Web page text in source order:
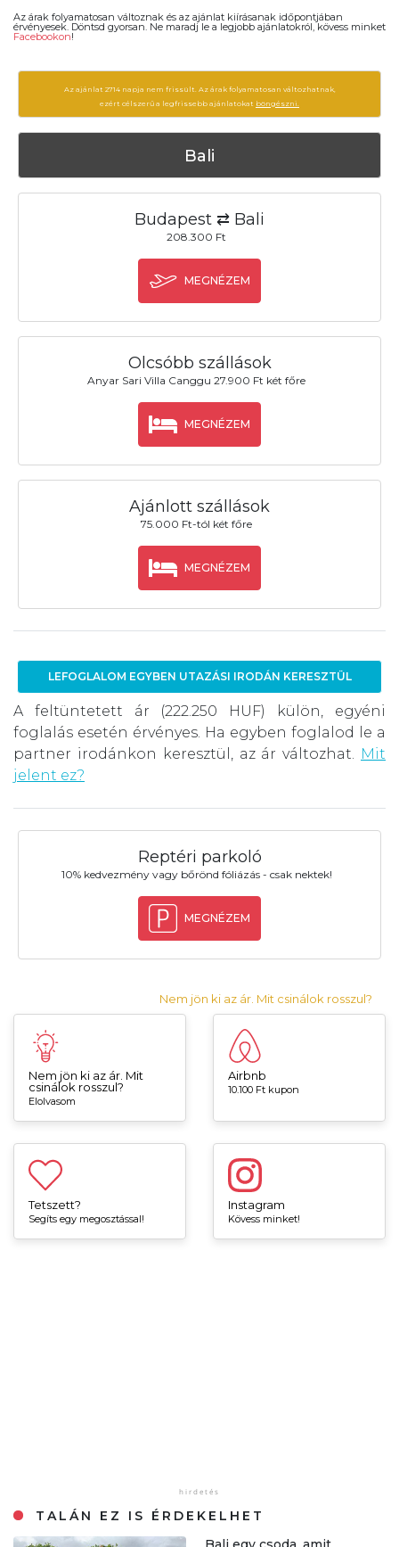
Az árak folyamatosan változnak és az ajánlat kiírásanak időpontjában
érvényesek. Döntsd gyorsan. Ne maradj le a legjobb ajánlatokról, kövess minket
Facebookon!
Az ajánlat 2714 napja nem frissült. Az árak folyamatosan változhatnak,
ezért célszerű a legfrissebb ajánlatokat böngészni.
Bali
Budapest ⇄ Bali
208.300 Ft
MEGNÉZEM
Olcsóbb szállások
Anyar Sari Villa Canggu 27.900 Ft két főre
MEGNÉZEM
Ajánlott szállások
75.000 Ft-tól két főre
MEGNÉZEM
LEFOGLALOM EGYBEN UTAZÁSI IRODÁN KERESZTÜL
A feltüntetett ár (222.250 HUF) külön, egyéni
foglalás esetén érvényes. Ha egyben foglalod le a
partner irodánkon keresztül, az ár változhat. Mit
jelent ez?
Reptéri parkoló
10% kedvezmény vagy bőrönd fóliázás - csak nektek!
MEGNÉZEM
Nem jön ki az ár. Mit csinálok rosszul?
Nem jön ki az ár. Mit
csinálok rosszul?
Elolvasom
Airbnb
10.100 Ft kupon
Tetszett?
Segíts egy megosztással!
Instagram
Kövess minket!
TALÁN EZ IS ÉRDEKELHET